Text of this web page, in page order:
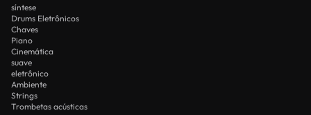
síntese
Drums Eletrônicos
Chaves
Piano
Cinemática
suave
eletrônico
Ambiente
Strings
Trombetas acústicas